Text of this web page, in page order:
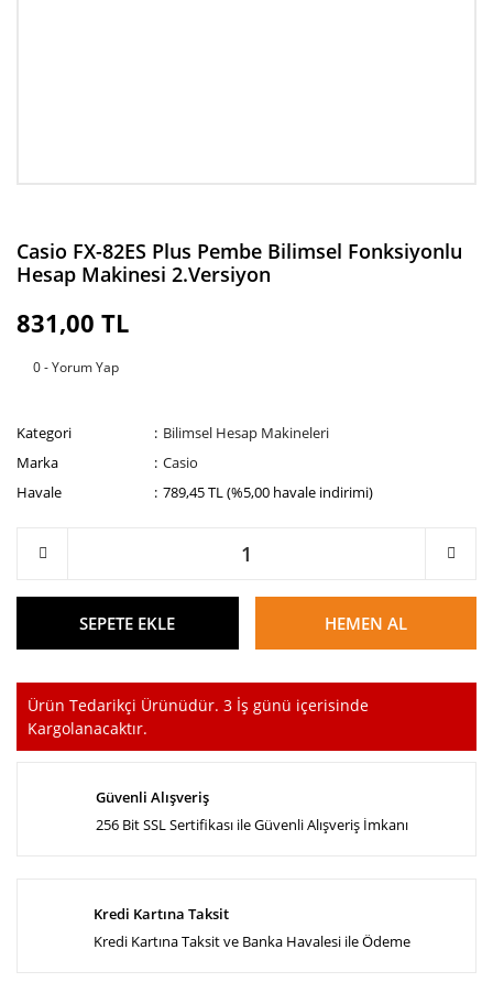
Casio FX-82ES Plus Pembe Bilimsel Fonksiyonlu
Hesap Makinesi 2.Versiyon
831,00 TL
0 - Yorum Yap
Kategori
Bilimsel Hesap Makineleri
Marka
Casio
Havale
789,45 TL (%5,00 havale indirimi)
SEPETE EKLE HEMEN AL
Ürün Tedarikçi Ürünüdür. 3 İş günü içerisinde
Kargolanacaktır.
Güvenli Alışveriş
256 Bit SSL Sertifikası ile Güvenli Alışveriş İmkanı
Kredi Kartına Taksit
Kredi Kartına Taksit ve Banka Havalesi ile Ödeme